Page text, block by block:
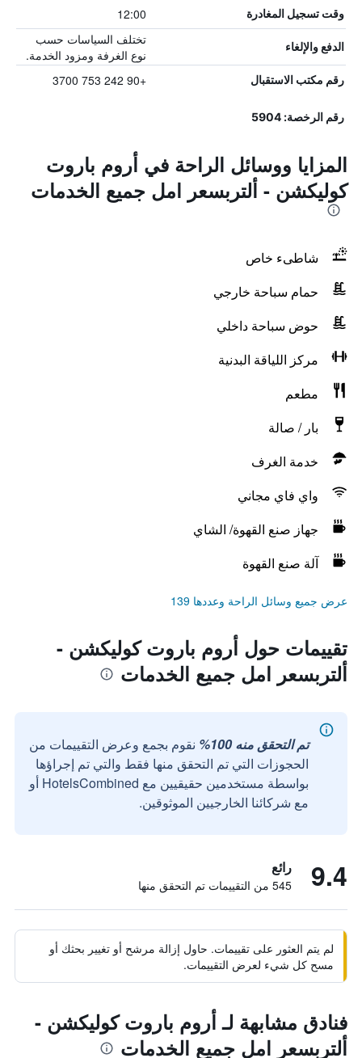
وقت تسجيل المغادرة 12:00
الدفع والإلغاء
تختلف السياسات حسب
نوع الغرفة ومزود الخدمة.
رقم مكتب الاستقبال +90 242 753 3700
رقم الرخصة: 5904
المزايا ووسائل الراحة في أروم باروت
كوليكشن - ألتربسعر امل جميع الخدمات
شاطىء خاص
حمام سباحة خارجي
حوض سباحة داخلي
مركز اللياقة البدنية
مطعم
بار / صالة
خدمة الغرف
واي فاي مجاني
جهاز صنع القهوة/ الشاي
آلة صنع القهوة
عرض جميع وسائل الراحة وعددها 139
تقييمات حول أروم باروت كوليكشن -
ألتربسعر امل جميع الخدمات
تم التحقق منه 100%
نقوم بجمع وعرض التقييمات من
الحجوزات التي تم التحقق منها فقط والتي تم إجراؤها
بواسطة مستخدمين حقيقيين مع HotelsCombined أو
مع شركائنا الخارجيين الموثوقين.
9.4 رائع
545 من التقييمات تم التحقق منها
لم يتم العثور على تقييمات. حاول إزالة مرشح أو تغيير بحثك أو
مسح كل شيء لعرض التقييمات.
فنادق مشابهة لـ أروم باروت كوليكشن -
ألتربسعر امل جميع الخدمات